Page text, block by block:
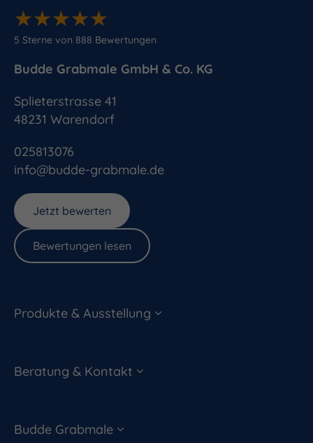
★★★★★
★★★★★
5 Sterne von 888 Bewertungen
Budde Grabmale GmbH & Co. KG
info@budde-grabmale.de
025813076
Splieterstrasse 41
48231 Warendorf
Jetzt bewerten
Bewertungen lesen
Produkte & Ausstellung
Beratung & Kontakt
Budde Grabmale